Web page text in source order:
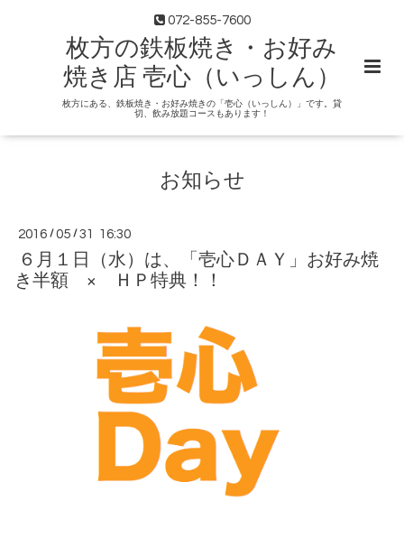
072-855-7600
枚方の鉄板焼き・お好み
焼き店 壱心（いっしん）
枚方にある、鉄板焼き・お好み焼きの「壱心（いっしん）」です。貸
切、飲み放題コースもあります！
お知らせ
2016 /05 /31 16:30
６月１日（水）は、「壱心ＤＡＹ」お好み焼
き半額 × ＨＰ特典！！